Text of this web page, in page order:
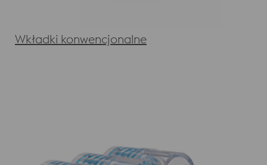
Wkładki konwencjonalne